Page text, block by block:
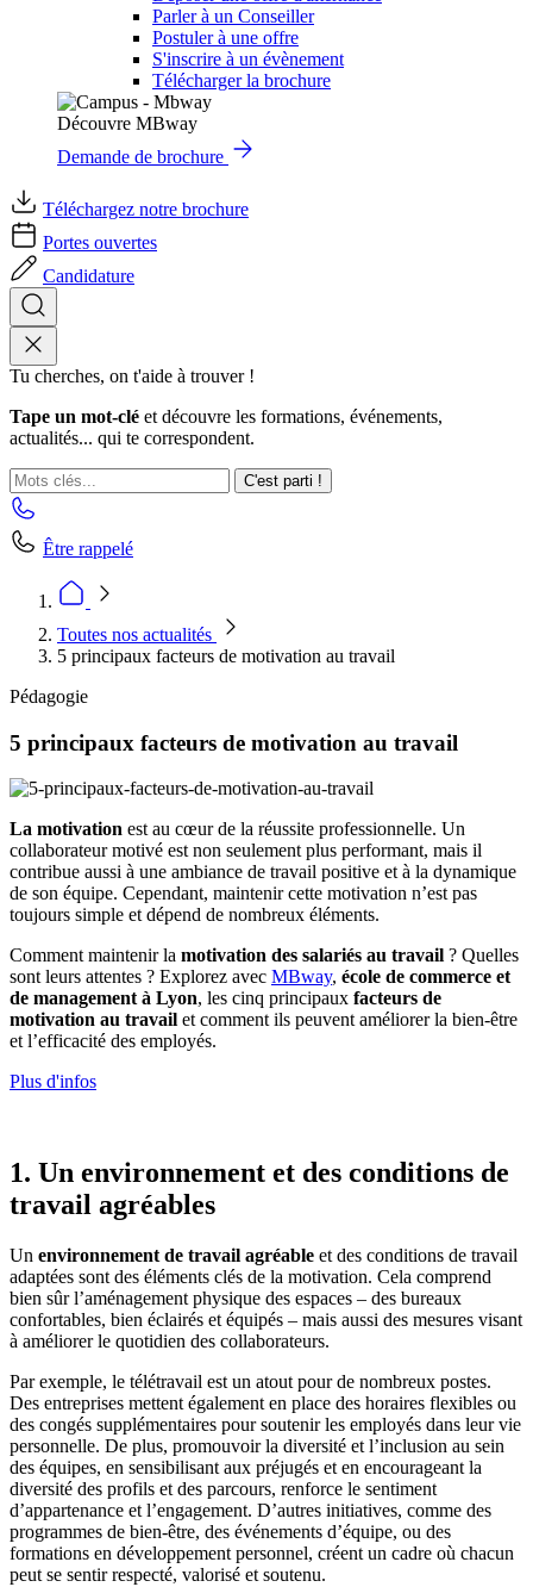
Parler à un Conseiller
Postuler à une offre
S'inscrire à un évènement
Télécharger la brochure
Découvre MBway
Demande de brochure
Téléchargez notre brochure
Portes ouvertes
Candidature
Tu cherches, on t'aide à trouver !
Tape un mot-clé et découvre les formations, événements,
actualités... qui te correspondent.
C'est parti !
Être rappelé
Toutes nos actualités
5 principaux facteurs de motivation au travail
Pédagogie
5 principaux facteurs de motivation au travail
La motivation est au cœur de la réussite professionnelle. Un
collaborateur motivé est non seulement plus performant, mais il
contribue aussi à une ambiance de travail positive et à la dynamique
de son équipe. Cependant, maintenir cette motivation n’est pas
toujours simple et dépend de nombreux éléments.
Comment maintenir la motivation des salariés au travail ? Quelles
sont leurs attentes ? Explorez avec MBway, école de commerce et
de management à Lyon, les cinq principaux facteurs de
motivation au travail et comment ils peuvent améliorer la bien-être
et l’efficacité des employés.
Plus d'infos
1. Un environnement et des conditions de
travail agréables
Un environnement de travail agréable et des conditions de travail
adaptées sont des éléments clés de la motivation. Cela comprend
bien sûr l’aménagement physique des espaces – des bureaux
confortables, bien éclairés et équipés – mais aussi des mesures visant
à améliorer le quotidien des collaborateurs.
Par exemple, le télétravail est un atout pour de nombreux postes.
Des entreprises mettent également en place des horaires flexibles ou
des congés supplémentaires pour soutenir les employés dans leur vie
personnelle. De plus, promouvoir la diversité et l’inclusion au sein
des équipes, en sensibilisant aux préjugés et en encourageant la
diversité des profils et des parcours, renforce le sentiment
d’appartenance et l’engagement. D’autres initiatives, comme des
programmes de bien-être, des événements d’équipe, ou des
formations en développement personnel, créent un cadre où chacun
peut se sentir respecté, valorisé et soutenu.